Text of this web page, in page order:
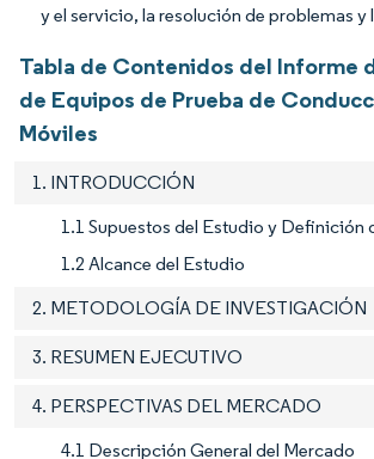
y el servicio, la resolución de problemas
Tabla de Contenidos del Informe
de Equipos de Prueba de
Móviles
1. INTRODUCCIÓN
1.1 Supuestos del Estudio y Definición
1.2 Alcance del Estudio
2. METODOLOGÍA DE INVESTIGACIÓN
3. RESUMEN EJECUTIVO
4. PERSPECTIVAS DEL MERCADO
4.1 Descripción General del Mercado